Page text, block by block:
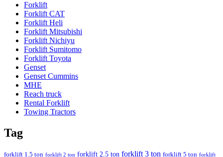
Forklift
Forklift CAT
Forklift Heli
Forklift Mitsubishi
Forklift Nichiyu
Forklift Sumitomo
Forklift Toyota
Genset
Genset Cummins
MHE
Reach truck
Rental Forklift
Towing Tractors
Tag
forklift 1.5 ton forklift 2 ton forklift 2.5 ton forklift 3 ton forklift 5 ton forklift